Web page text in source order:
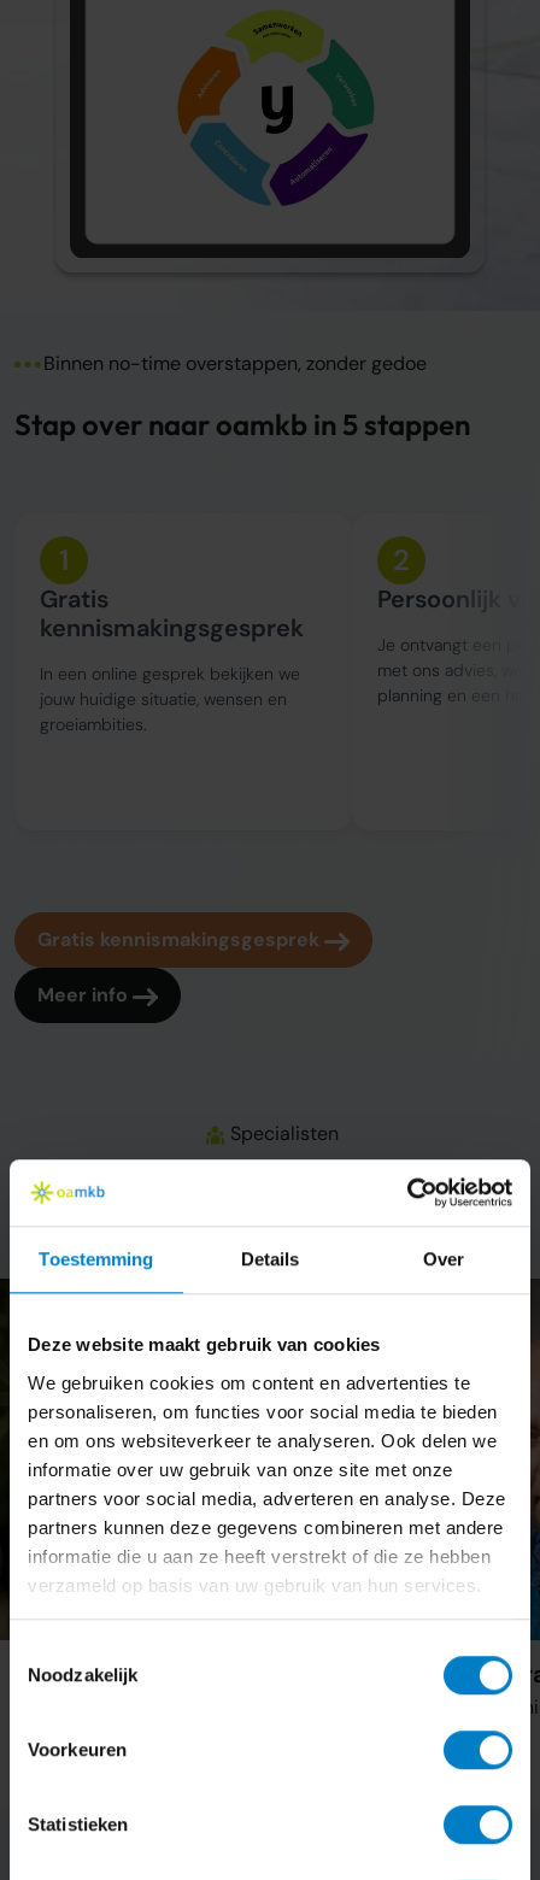
Toestemming Details Over
Deze website maakt gebruik van cookies
We gebruiken cookies om content en advertenties te
personaliseren, om functies voor social media te bieden
en om ons websiteverkeer te analyseren. Ook delen we
informatie over uw gebruik van onze site met onze
partners voor social media, adverteren en analyse. Deze
partners kunnen deze gegevens combineren met andere
informatie die u aan ze heeft verstrekt of die ze hebben
verzameld op basis van uw gebruik van hun services.
Noodzakelijk
Voorkeuren
Statistieken
Binnen no-time overstappen, zonder gedoe
Stap over naar oamkb in 5 stappen
1
Gratis
kennismakingsgesprek
In een online gesprek bekijken we
jouw huidige situatie, wensen en
groeiambities.
2
Persoonlijk
Je ontvangt een
met ons advies,
planning en een
Gratis kennismakingsgesprek
Meer info
Specialisten
Onze administrateurs
Cor van de Vorst Roy